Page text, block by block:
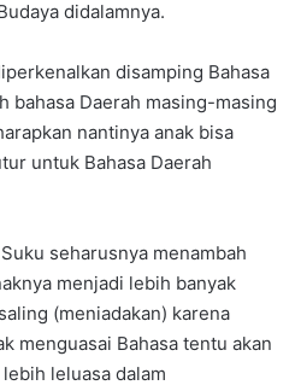
didalamnya.
disamping Bahasa
bahasa Daerah masing-masing
nantinya anak bisa
untuk Bahasa Daerah
seharusnya menambah
menjadi lebih banyak
(meniadakan) karena
menguasai Bahasa tentu akan
leluasa dalam